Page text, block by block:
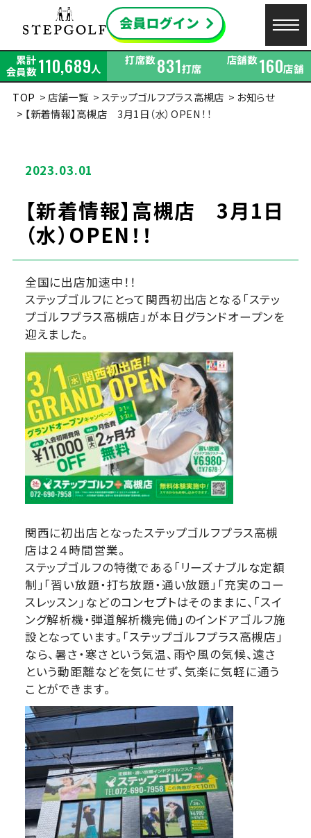
累計
会員数110,689人
打席数831打席
店舗数160店舗
TOP
店舗一覧 ステップゴルフプラス高槻店
お知らせ
【新着情報】高槻店 3月1日（水）OPEN！！
2023.03.01
【新着情報】高槻店 3月1日
（水）OPEN！！
全国に出店加速中！！
ステップゴルフにとって関西初出店となる「ステッ
プゴルフプラス高槻店」が本日グランドオープンを
迎えました。
関西に初出店となったステップゴルフプラス高槻
店は２４時間営業。
ステップゴルフの特徴である「リーズナブルな定額
制」「習い放題・打ち放題・通い放題」「充実のコー
スレッスン」などのコンセプトはそのままに、「スイ
ング解析機・弾道解析機完備」のインドアゴルフ施
設となっています。「ステップゴルフプラス高槻店」
なら、暑さ・寒さという気温、雨や風の気候、遠さ
という動距離などを気にせず、気楽に気軽に通う
ことができます。